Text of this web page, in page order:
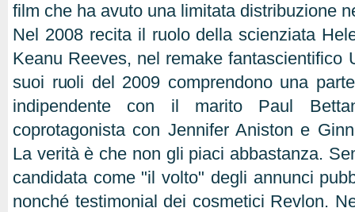
film che ha avuto una limitata distribuzione
Nel 2008 recita il ruolo della scienziata
Keanu Reeves, nel remake fantascientifico
suoi ruoli del 2009 comprendono una
indipendente con il marito Paul
coprotagonista con Jennifer Aniston e
La verità è che non gli piaci abbastanza.
candidata come "il volto" degli annunci
nonché testimonial dei cosmetici Revlon.